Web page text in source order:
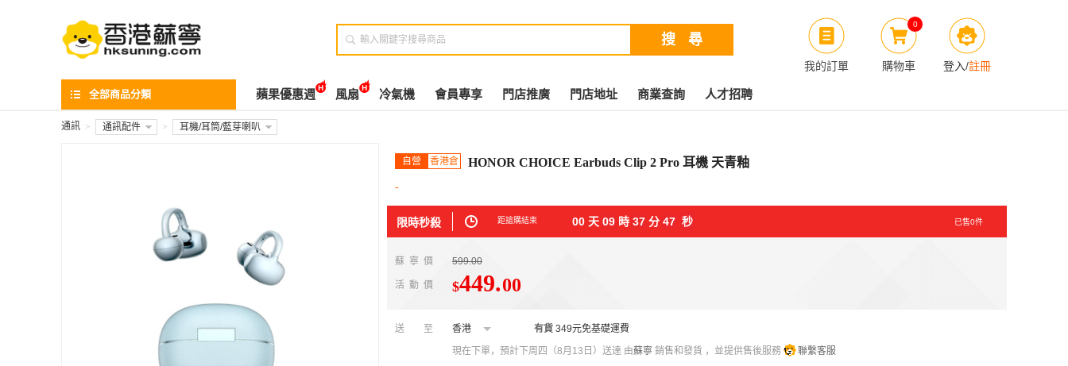
我的訂單
0
購物車 登入/註冊

全部商品分類 蘋果優惠週 風扇 冷氣機 會員專享 門店推廣 門店地址 商業查詢 人才招聘
通訊 > 通訊配件 > 耳機/耳筒/藍芽喇叭
自營 香港倉 HONOR CHOICE Earbuds Clip 2 Pro 耳機 天青釉
-
限時秒殺 距搶購結束 00 天 09 時 37 分 46 秒 已售0件
蘇寧價 599.00
活動價 $449.00
送至 香港 有貨 349元免基礎運費
現在下單，預計下周四（8月13日）送達 由蘇寧 銷售和發貨 ，並提供售後服務 聯繫客服